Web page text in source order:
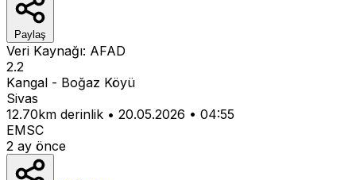
Paylaş
Veri Kaynağı: AFAD
2.2
Kangal - Boğaz Köyü
Sivas
12.70km derinlik • 20.05.2026 • 04:55
EMSC
2 ay önce